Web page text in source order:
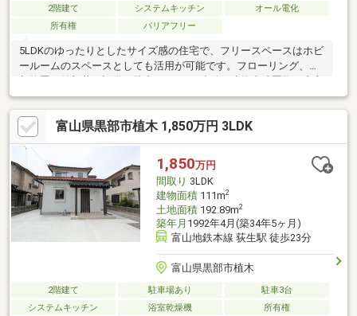
2階建て システムキッチン
オール電化
所有権
バリアフリー
5LDKのゆったりとしたサイズ感の住宅で、フリースペースはホビ
ールームのスペースとしても活用が可能です。フローリング、外
にて撤去 ※境界確定測量は行わない
富山県黒部市植木 1,850万円 3LDK
1,850万円
間取り 3LDK
建物面積111m2
土地面積192.89m2
築年月 1992年4月(築34年5ヶ月)
富山地鉄本線 荻生駅 徒歩23分
富山県黒部市植木
2階建て 駐車場あり
駐車3台
システムキッチン
浴室乾燥機 所有権